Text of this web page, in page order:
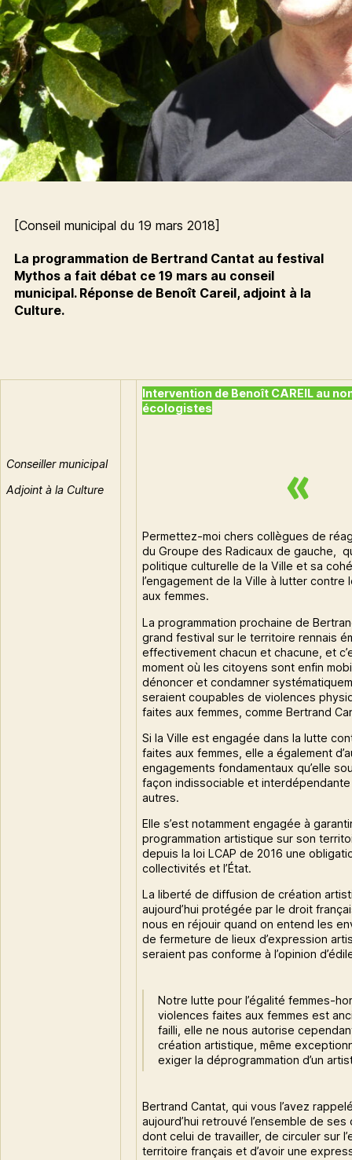
[Conseil municipal du 19 mars 2018]
La programmation de Bertrand Cantat au festival
Mythos a fait débat ce 19 mars au conseil
municipal. Réponse de Benoît Careil, adjoint à la
Culture.
Conseiller municipal
Adjoint à la Culture
Intervention de Benoît CAREIL au
écologistes
Permettez-moi chers collègues de
du Groupe des Radicaux de gauche,
politique culturelle de la Ville et sa
l’engagement de la Ville à lutter
aux femmes.
La programmation prochaine de
grand festival sur le territoire rennais
effectivement chacun et chacune, et
moment où les citoyens sont enfin
dénoncer et condamner
seraient coupables de violences
faites aux femmes, comme Bertrand
Si la Ville est engagée dans la lutte
faites aux femmes, elle a également
engagements fondamentaux qu’elle
façon indissociable et
autres.
Elle s’est notamment engagée à
programmation artistique sur son
depuis la loi LCAP de 2016 une
collectivités et l’État.
La liberté de diffusion de création
aujourd’hui protégée par le droit
nous en réjouir quand on entend les
de fermeture de lieux d’expression
seraient pas conforme à l’opinion
Notre lutte pour l’égalité femmes-
violences faites aux femmes est
failli, elle ne nous autorise
création artistique, même
exiger la déprogrammation d’un
Bertrand Cantat, qui vous l’avez
aujourd’hui retrouvé l’ensemble de
dont celui de travailler, de circuler sur
territoire français et d’avoir une